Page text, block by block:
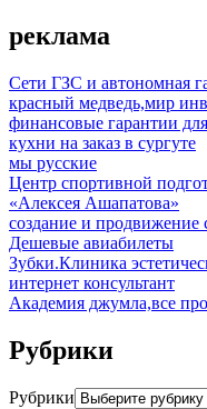
реклама
Сети ГЗС и автономная
красный медведь,мир
финансовые гарантии
кухни на заказ в сургуте
мы русские
Центр спортивной
«Алексея Ашапатова»
создание и продвижение
Дешевые авиабилеты
Зубки.Клиника
интернет консультант
Академия джумла,все
Рубрики
Рубрики